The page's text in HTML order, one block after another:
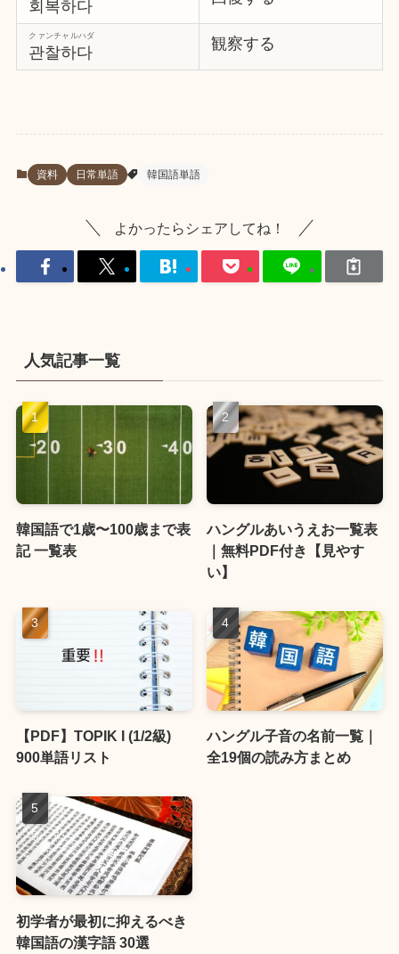
회복하다
관찰하다
クァンチャルハダ 観察する
資料 日常単語 韓国語単語
よかったらシェアしてね！
人気記事一覧
韓国語で1歳〜100歳まで表
記 一覧表
ハングルあいうえお一覧表
｜無料PDF付き【見やす
い】
【PDF】TOPIK I (1/2級)
900単語リスト
ハングル子音の名前一覧｜
全19個の読み方まとめ
初学者が最初に抑えるべき
韓国語の漢字語 30選